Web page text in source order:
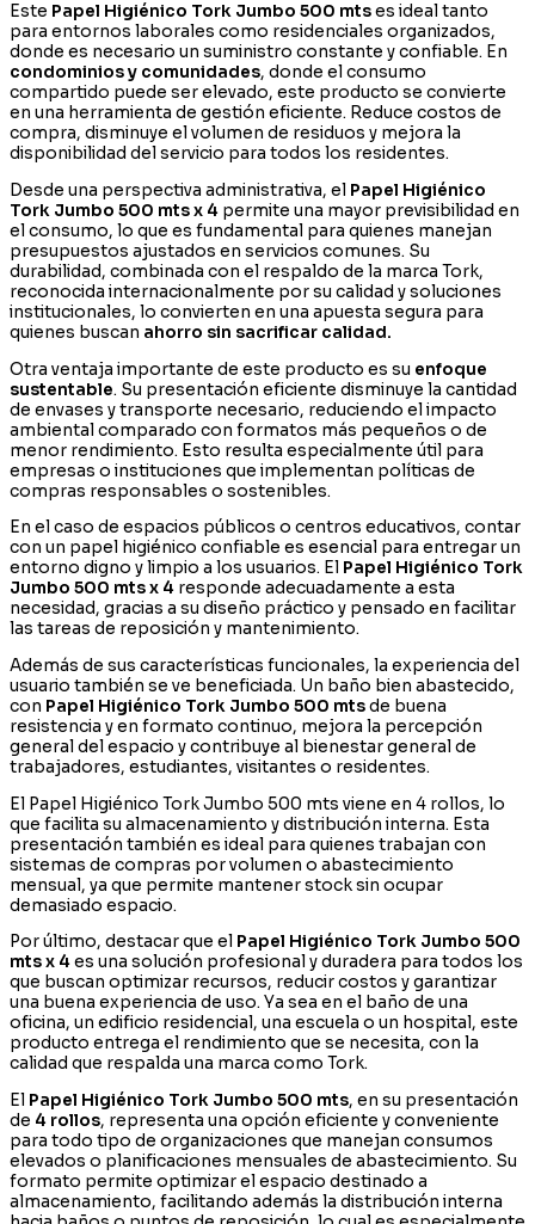
Este Papel Higiénico Tork Jumbo 500 mtses ideal tanto
para entornos laborales como residenciales organizados,
donde es necesario un suministro constante y confiable. En
condominios y comunidades, donde el consumo
compartido puede ser elevado, este producto se convierte
en una herramienta de gestión eficiente. Reduce costos de
compra, disminuye el volumen de residuos y mejora la
disponibilidad del servicio para todos los residentes.
Desde una perspectiva administrativa, el Papel Higiénico
Tork Jumbo 500 mts x 4 permite una mayor previsibilidad en
el consumo, lo que es fundamental para quienes manejan
presupuestos ajustados en servicios comunes. Su
durabilidad, combinada con el respaldo de la marca Tork,
reconocida internacionalmente por su calidad y soluciones
institucionales, lo convierten en una apuesta segura para
quienes buscan ahorro sin sacrificar calidad.
Otra ventaja importante de este producto es su enfoque
sustentable. Su presentación eficiente disminuye la cantidad
de envases y transporte necesario, reduciendo el impacto
ambiental comparado con formatos más pequeños o de
menor rendimiento. Esto resulta especialmente útil para
empresas o instituciones que implementan políticas de
compras responsables o sostenibles.
En el caso de espacios públicos o centros educativos, contar
con un papel higiénico confiable es esencial para entregar un
entorno digno y limpio a los usuarios. El Papel Higiénico Tork
Jumbo 500 mts x 4 responde adecuadamente a esta
necesidad, gracias a su diseño práctico y pensado en facilitar
las tareas de reposición y mantenimiento.
Además de sus características funcionales, la experiencia del
usuario también se ve beneficiada. Un baño bien abastecido,
con Papel Higiénico Tork Jumbo 500 mtsde buena
resistencia y en formato continuo, mejora la percepción
general del espacio y contribuye al bienestar general de
trabajadores, estudiantes, visitantes o residentes.
El Papel Higiénico Tork Jumbo 500 mts viene en 4 rollos, lo
que facilita su almacenamiento y distribución interna. Esta
presentación también es ideal para quienes trabajan con
sistemas de compras por volumen o abastecimiento
mensual, ya que permite mantener stock sin ocupar
demasiado espacio.
Por último, destacar que el Papel Higiénico Tork Jumbo 500
mts x 4es una solución profesional y duradera para todos los
que buscan optimizar recursos, reducir costos y garantizar
una buena experiencia de uso. Ya sea en el baño de una
oficina, un edificio residencial, una escuela o un hospital, este
producto entrega el rendimiento que se necesita, con la
calidad que respalda una marca como Tork.
El Papel Higiénico Tork Jumbo 500 mts, en su presentación
de 4 rollos, representa una opción eficiente y conveniente
para todo tipo de organizaciones que manejan consumos
elevados o planificaciones mensuales de abastecimiento. Su
formato permite optimizar el espacio destinado a
almacenamiento, facilitando además la distribución interna